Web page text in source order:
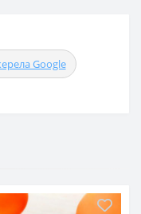
Google